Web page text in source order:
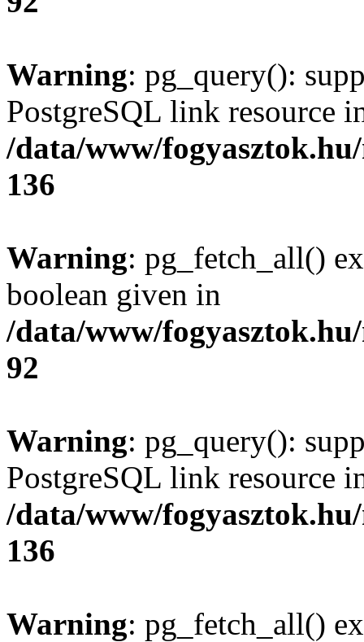
Warning: pg_query():
PostgreSQL link resource
/data/www/
136
Warning: pg_fetch_all()
boolean given in
/data/www/
92
Warning: pg_query():
PostgreSQL link resource
/data/www/
136
Warning: pg_fetch_all()